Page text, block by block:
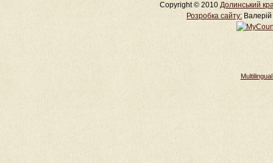
Copyright © 2010 Долинський
Розробка cайту: